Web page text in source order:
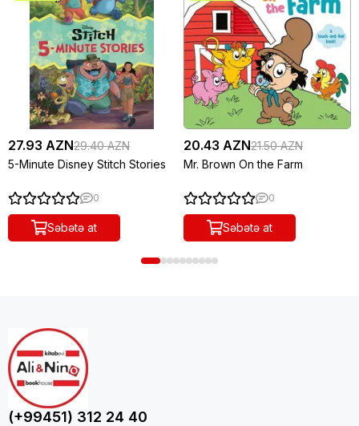
27.93 AZN29.40 AZN
5-Minute Disney Stitch Stories
0
Səbətə at
20.43 AZN21.50 AZN
Mr. Brown On the Farm
0
Səbətə at
(+99451) 312 24 40